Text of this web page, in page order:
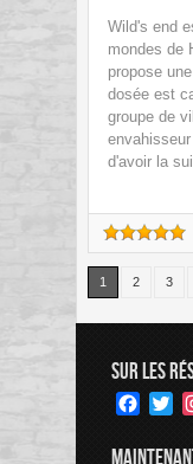
Wild's end
mondes de
propose
dosée est
groupe de
d'avoir la
1 2 3
SUR LES